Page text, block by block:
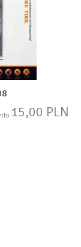
15,00 PLN